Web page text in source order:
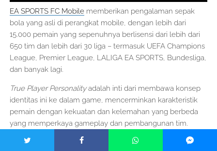
EA SPORTS FC Mobile memberikan pengalaman sepak
bola yang asli di perangkat mobile, dengan lebih dari
15.000 pemain yang sepenuhnya berlisensi dari lebih dari
650 tim dan lebih dari 30 liga – termasuk UEFA Champions
League, Premier League, LALIGA EA SPORTS, Bundesliga,
dan banyak lagi.
True Player Personalityadalah inti dari membawa konsep
identitas ini ke dalam game, mencerminkan karakteristik
pemain dengan kekuatan dan kelemahan yang berbeda
yang memperkaya gameplay dan pembangunan tim.
“Ketika kami memasuki era baru ini dengan EA SPORTS FC,